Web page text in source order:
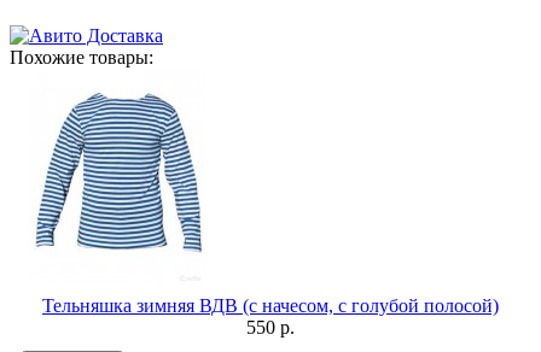
Похожие товары:
Тельняшка зимняя ВДВ (с начесом, с голубой полосой)
550 р.